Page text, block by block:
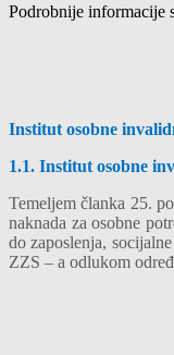
Podrobnije informacije
Institut osobne
1.1. Institut osobne
Temeljem članka 25.
naknada za osobne
do zaposlenja,
ZZS – a odlukom